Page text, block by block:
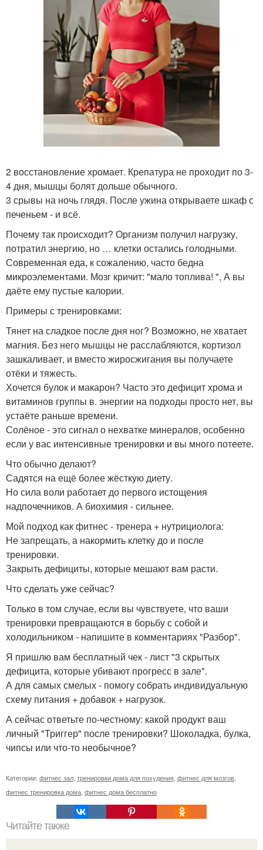
2 восстановление хромает. Крепатура не проходит по 3-
4 дня, мышцы болят дольше обычного.
3 срывы на ночь глядя. После ужина открываете шкаф с
печеньем - и всё.
Почему так происходит? Организм получил нагрузку,
потратил энергию, но … клетки остались голодными.
Современная еда, к сожалению, часто бедна
микроэлементами. Мозг кричит: "мало топлива! ", А вы
даёте ему пустые калории.
Примеры с тренировками:
Тянет на сладкое после дня ног? Возможно, не хватает
магния. Без него мышцы не расслабляются, кортизол
зашкаливает, и вместо жиросжигания вы получаете
отёки и тяжесть.
Хочется булок и макарон? Часто это дефицит хрома и
витаминов группы в. энергии на подходы просто нет, вы
устаёте раньше времени.
Солёное - это сигнал о нехватке минералов, особенно
если у вас интенсивные тренировки и вы много потеете.
Что обычно делают?
Садятся на ещё более жёсткую диету.
Но сила воли работает до первого истощения
надпочечников. А биохимия - сильнее.
Мой подход как фитнес - тренера + нутрициолога:
Не запрещать, а накормить клетку до и после
тренировки.
Закрыть дефициты, которые мешают вам расти.
Что сделать уже сейчас?
Только в том случае, если вы чувствуете, что ваши
тренировки превращаются в борьбу с собой и
холодильником - напишите в комментариях "Разбор".
Я пришлю вам бесплатный чек - лист "3 скрытых
дефицита, которые убивают прогресс в зале".
А для самых смелых - помогу собрать индивидуальную
схему питания + добавок + нагрузок.
А сейчас ответьте по-честному: какой продукт ваш
личный "Триггер" после тренировки? Шоколадка, булка,
чипсы или что-то необычное?
Категории: фитнес зал тренировки дома для похудения фитнес для мозгов
фитнес тренировка дома фитнес дома бесплатно
Читайте также